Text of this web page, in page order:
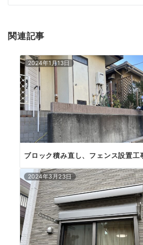
シ
ン
関連記事
2024年1月13日
ブロック積み直し、フェンス設置工
2024年3月23日